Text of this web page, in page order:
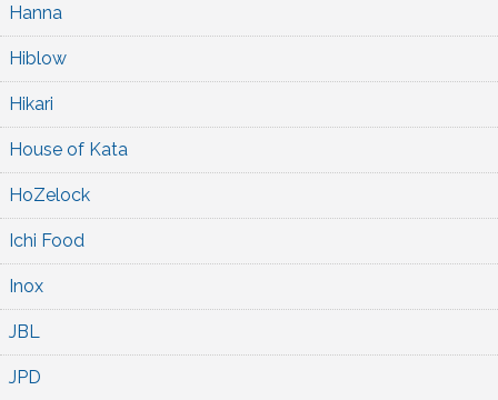
Hanna
Hiblow
Hikari
House of Kata
HoZelock
Ichi Food
Inox
JBL
JPD